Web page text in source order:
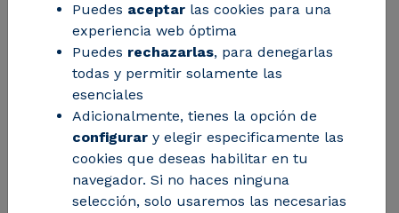
desarrollado un sistema de gestión de
la sostenibilidad empresarial adaptado
al sector vitivinícola de Navarra.
Puedes aceptar las cookies para una
experiencia web óptima
Puedes rechazarlas, para denegarlas
todas y permitir solamente las
esenciales
Adicionalmente, tienes la opción de
configurar y elegir especificamente las
cookies que deseas habilitar en tu
navegador. Si no haces ninguna
selección, solo usaremos las necesarias